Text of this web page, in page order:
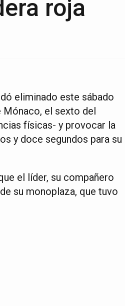
roja
eliminado este sábado
Mónaco, el sexto del
físicas- y provocar la
y doce segundos para su
el líder, su compañero
su monoplaza, que tuvo